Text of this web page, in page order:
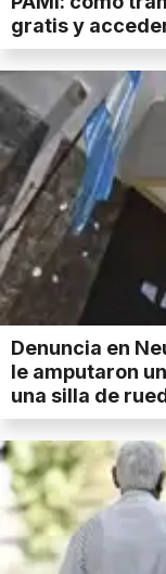
gratis y
Denuncia en
le amputaron
una silla de